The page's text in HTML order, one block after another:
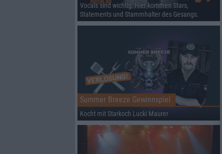
Vocals sind wichtig: Hier kommen Stars,
Statements und Stammhalter des Gesangs.
Summer Breeze Gewinnspiel
Kocht mit Starkoch Lucki Maurer